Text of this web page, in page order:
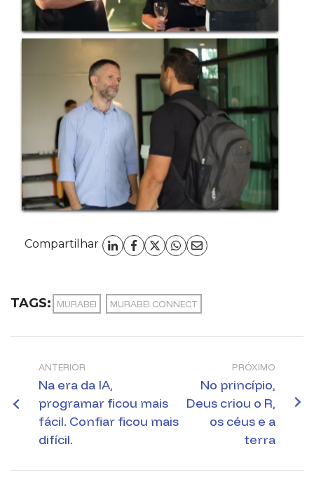
Compartilhar
TAGS: MURABEI MURABEI CONNECT
ANTERIOR
Na era da IA,
programar ficou mais
fácil. Confiar ficou mais
difícil.
PRÓXIMO
No princípio,
Deus criou o R,
os céus e a
terra